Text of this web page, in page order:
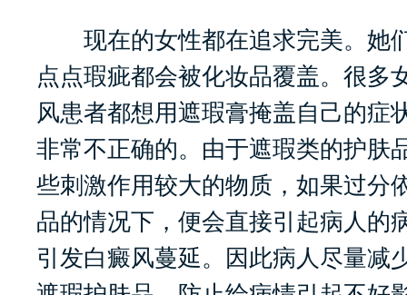
现在的女性都在追求完美。她
点点瑕疵都会被化妆品覆盖。很多
风患者都想用遮瑕膏掩盖自己的症
非常不正确的。由于遮瑕类的护肤
些刺激作用较大的物质，如果过分
品的情况下，便会直接引起病人的
引发白癜风蔓延。因此病人尽量减